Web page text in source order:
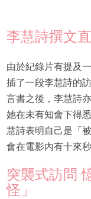
李慧詩撰文
由於紀錄片有提及
插了一段李慧詩的
言書之後，李慧詩
她在未有知會下得
慧詩表明自己是「
會在電影內有十來秒
突襲式訪問
怪」